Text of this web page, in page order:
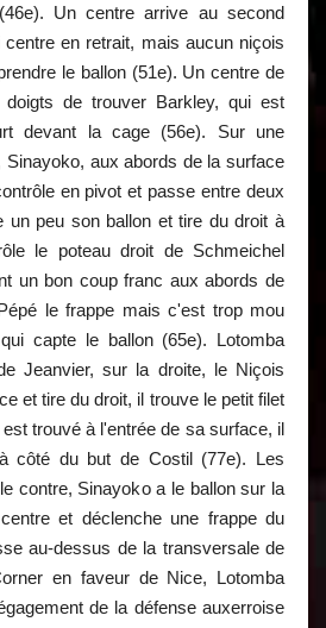
Un centre arrive au second
en retrait, mais aucun niçois
le ballon (51e). Un centre de
de trouver Barkley, qui est
devant la cage (56e). Sur une
Sinayoko, aux abords de la surface
en pivot et passe entre deux
un peu son ballon et tire du droit à
le poteau droit de Schmeichel
un bon coup franc aux abords de
le frappe mais c'est trop mou
capte le ballon (65e). Lotomba
Jeanvier, sur la droite, le Niçois
et tire du droit, il trouve le petit filet
trouvé à l'entrée de sa surface, il
côté du but de Costil (77e). Les
contre, Sinayoko a le ballon sur la
et déclenche une frappe du
au-dessus de la transversale de
en faveur de Nice, Lotomba
de la défense auxerroise